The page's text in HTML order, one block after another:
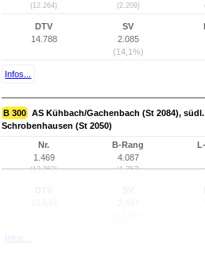
(12.264) (2.209)
DTV
14.788
SV
2.085
(14,1%)
Infos...
B 300 AS Kühbach/Gachenbach (St 2084),
Schrobenhausen (St 2050)
Nr.
1.469
(12.262)
B-Rang
4.087
(1.757)
Infos...